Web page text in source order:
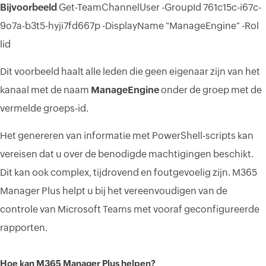
Bijvoorbeeld Get-TeamChannelUser -GroupId 761c15c-i67c-
9o7a-b3t5-hyji7fd667p -DisplayName "ManageEngine" -Rol
lid
Dit voorbeeld haalt alle leden die geen eigenaar zijn van het
kanaal met de naam ManageEngineonder de groep met de
vermelde groeps-id.
Het genereren van informatie met PowerShell-scripts kan
vereisen dat u over de benodigde machtigingen beschikt.
Dit kan ook complex, tijdrovend en foutgevoelig zijn. M365
Manager Plus helpt u bij het vereenvoudigen van de
controle van Microsoft Teams met vooraf geconfigureerde
rapporten.
Hoe kan M365 Manager Plus helpen?